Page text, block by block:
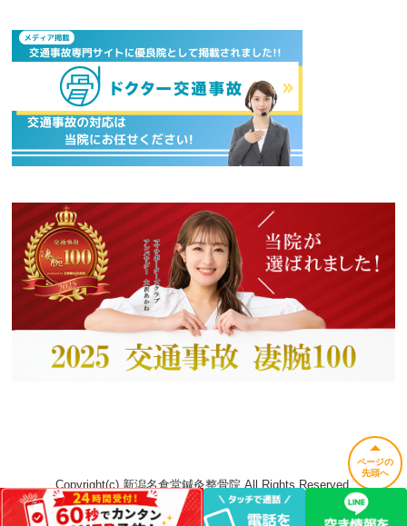
ページの
先頭へ
Copyright(c) 新潟名倉堂鍼灸整骨院 All Rights Reserved.